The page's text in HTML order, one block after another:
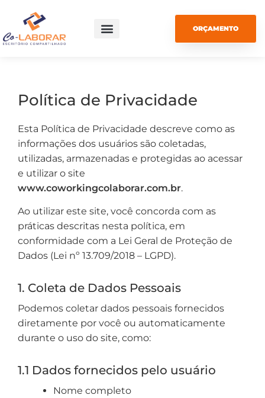
ORÇAMENTO
Política de Privacidade
Esta Política de Privacidade descreve como as
informações dos usuários são coletadas,
utilizadas, armazenadas e protegidas ao acessar
e utilizar o site
www.coworkingcolaborar.com.br.
Ao utilizar este site, você concorda com as
práticas descritas nesta política, em
conformidade com a Lei Geral de Proteção de
Dados (Lei nº 13.709/2018 – LGPD).
1. Coleta de Dados Pessoais
Podemos coletar dados pessoais fornecidos
diretamente por você ou automaticamente
durante o uso do site, como:
1.1 Dados fornecidos pelo usuário
Nome completo